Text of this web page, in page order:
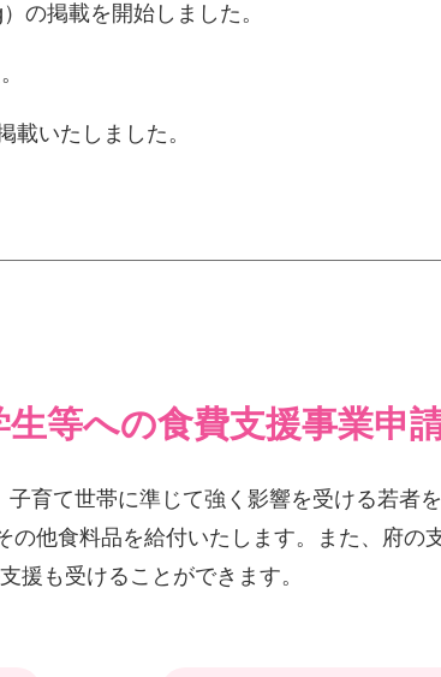
の掲載を開始しました。
載いたしました。
集を開始しました。
等への食費支援事業申
育て世帯に準じて強く影響を受ける若者
他食料品を給付いたします。また、府の
援も受けることができます。